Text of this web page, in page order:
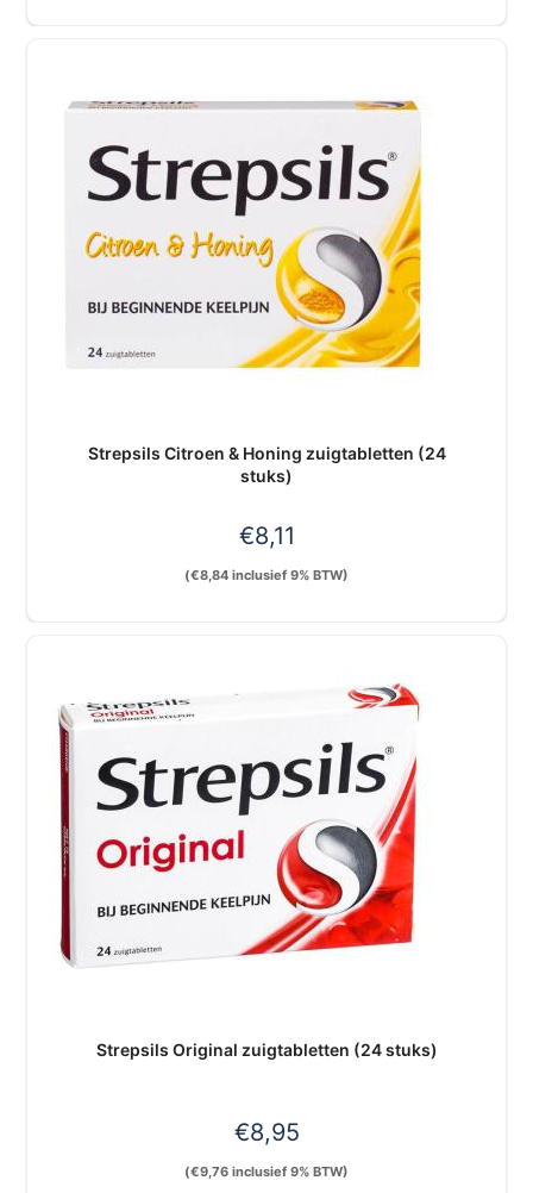
Strepsils Citroen & Honing zuigtabletten (24
stuks)
€8,11
(€8,84 inclusief 9% BTW)
Strepsils Original zuigtabletten (24 stuks)
€8,95
(€9,76 inclusief 9% BTW)